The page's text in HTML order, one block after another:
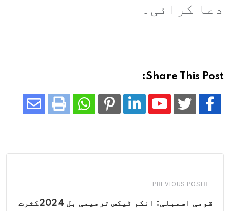
دعا کرائی۔
Share This Post:
Youtube
LinkedIn
Pinterest
Whatsapp
Print
PREVIOUS POST
قومی اسمبلی: انکم ٹیکس ترمیمی بل 2024کثرت